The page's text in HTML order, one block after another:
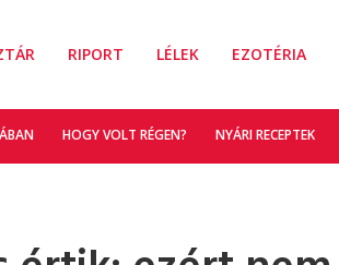
RIPORT LÉLEK EZOTÉRIA
HOGY VOLT RÉGEN? NYÁRI RECEPTEK